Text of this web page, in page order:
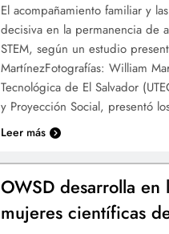
El acompañamiento familiar y
decisiva en la permanencia de
STEM, según un estudio
MartínezFotografías: William
Tecnológica de El Salvador
y Proyección Social, presentó
Leer más
OWSD desarrolla
mujeres científicas